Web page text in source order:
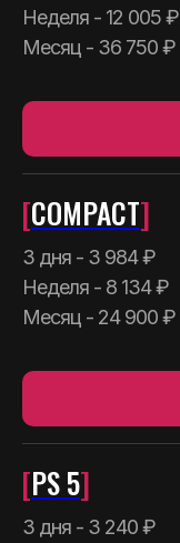
Неделя - 12 005 ₽
Месяц - 36 750 ₽
[COMPACT]
3 дня - 3 984 ₽
Неделя - 8 134 ₽
Месяц - 24 900 ₽
[PS 5]
3 дня - 3 240 ₽